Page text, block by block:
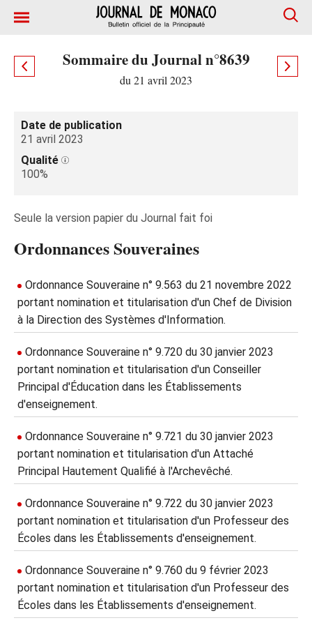
Sommaire du Journal n°8639
du 21 avril 2023
Date de publication
21 avril 2023
Qualité
100%
Seule la version papier du Journal fait foi
Ordonnances Souveraines
Ordonnance Souveraine n° 9.563 du 21 novembre 2022
portant nomination et titularisation d'un Chef de Division
à la Direction des Systèmes d'Information.
Ordonnance Souveraine n° 9.720 du 30 janvier 2023
portant nomination et titularisation d'un Conseiller
Principal d'Éducation dans les Établissements
d'enseignement.
Ordonnance Souveraine n° 9.721 du 30 janvier 2023
portant nomination et titularisation d'un Attaché
Principal Hautement Qualifié à l'Archevêché.
Ordonnance Souveraine n° 9.722 du 30 janvier 2023
portant nomination et titularisation d'un Professeur des
Écoles dans les Établissements d'enseignement.
Ordonnance Souveraine n° 9.760 du 9 février 2023
portant nomination et titularisation d'un Professeur des
Écoles dans les Établissements d'enseignement.